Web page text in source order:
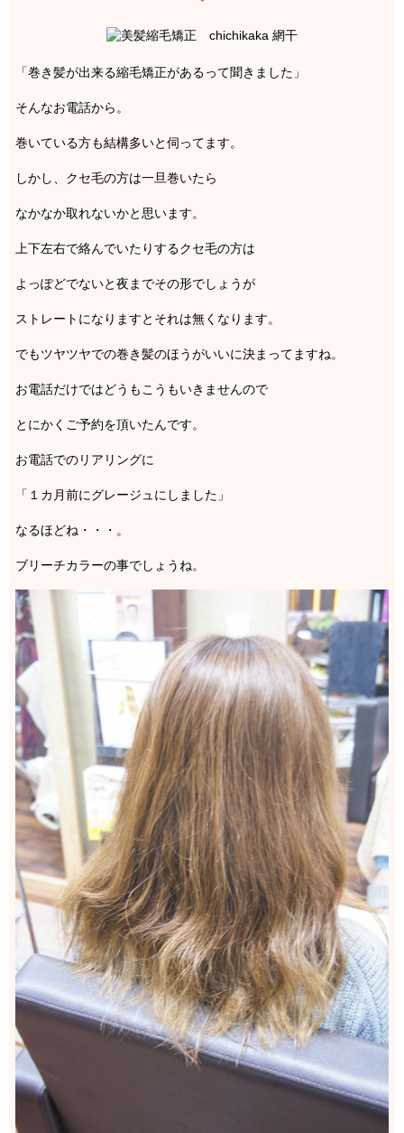
「巻き髪が出来る縮毛矯正があるって聞きました」
そんなお電話から。
巻いている方も結構多いと伺ってます。
しかし、クセ毛の方は一旦巻いたら
なかなか取れないかと思います。
上下左右で絡んでいたりするクセ毛の方は
よっぽどでないと夜までその形でしょうが
ストレートになりますとそれは無くなります。
でもツヤツヤでの巻き髪のほうがいいに決まってますね。
お電話だけではどうもこうもいきませんので
とにかくご予約を頂いたんです。
お電話でのリアリングに
「１カ月前にグレージュにしました」
なるほどね・・・。
ブリーチカラーの事でしょうね。